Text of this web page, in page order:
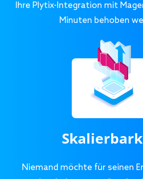
Ihre Plytix-Integration mit
Minuten behoben
Niemand möchte für seinen